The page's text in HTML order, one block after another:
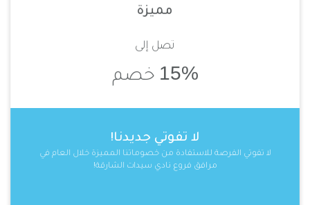
مميزة
تصل إلى
15% خصم
لا تفوتي جديدنا!
لا تفوتي الفرصة للاستفادة من خصوماتنا المميزة خلال العام في
مرافق فروع نادي سيدات الشارقة!